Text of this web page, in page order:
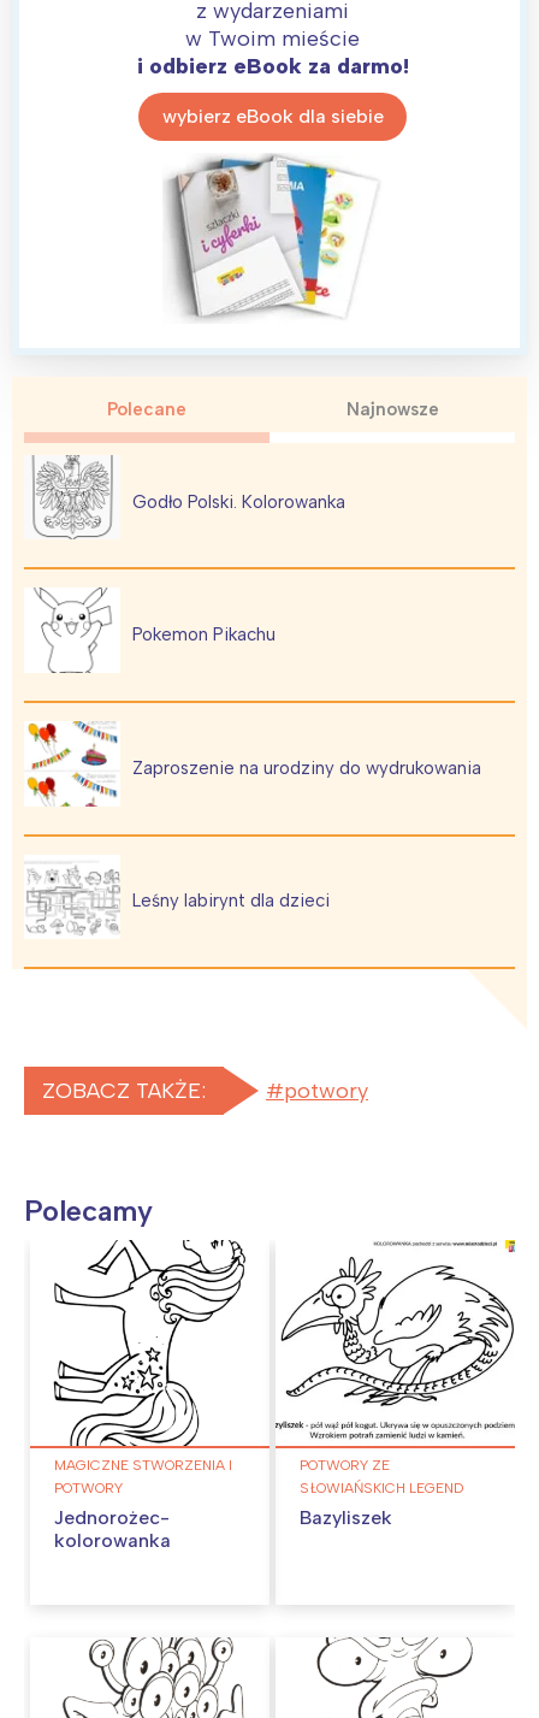
z wydarzeniami
w Twoim mieście
i odbierz eBook za darmo!
wybierz eBook dla siebie
Polecane Najnowsze
Godło Polski. Kolorowanka
Pokemon Pikachu
Zaproszenie na urodziny do wydrukowania
Leśny labirynt dla dzieci
ZOBACZ TAKŻE: potwory
Polecamy
MAGICZNE STWORZENIA I
POTWORY
Jednorożec-
kolorowanka
POTWORY ZE
SŁOWIAŃSKICH LEGEND
Bazyliszek
Interesują mnie wydarzenia z
Warszawa
Łódź
Trójmiasto
Poznań
Wrocław
Kraków
Północ